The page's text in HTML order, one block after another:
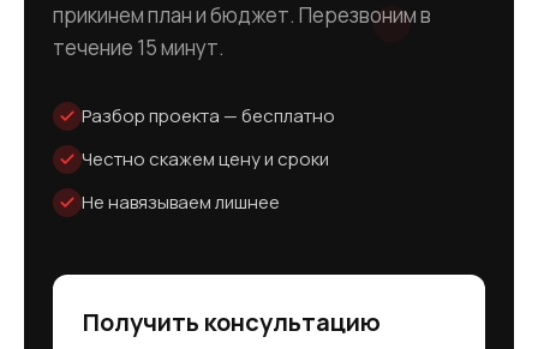
прикинем план и бюджет. Перезвоним в
течение 15 минут.
Разбор проекта — бесплатно
Честно скажем цену и сроки
Не навязываем лишнее
Получить консультацию